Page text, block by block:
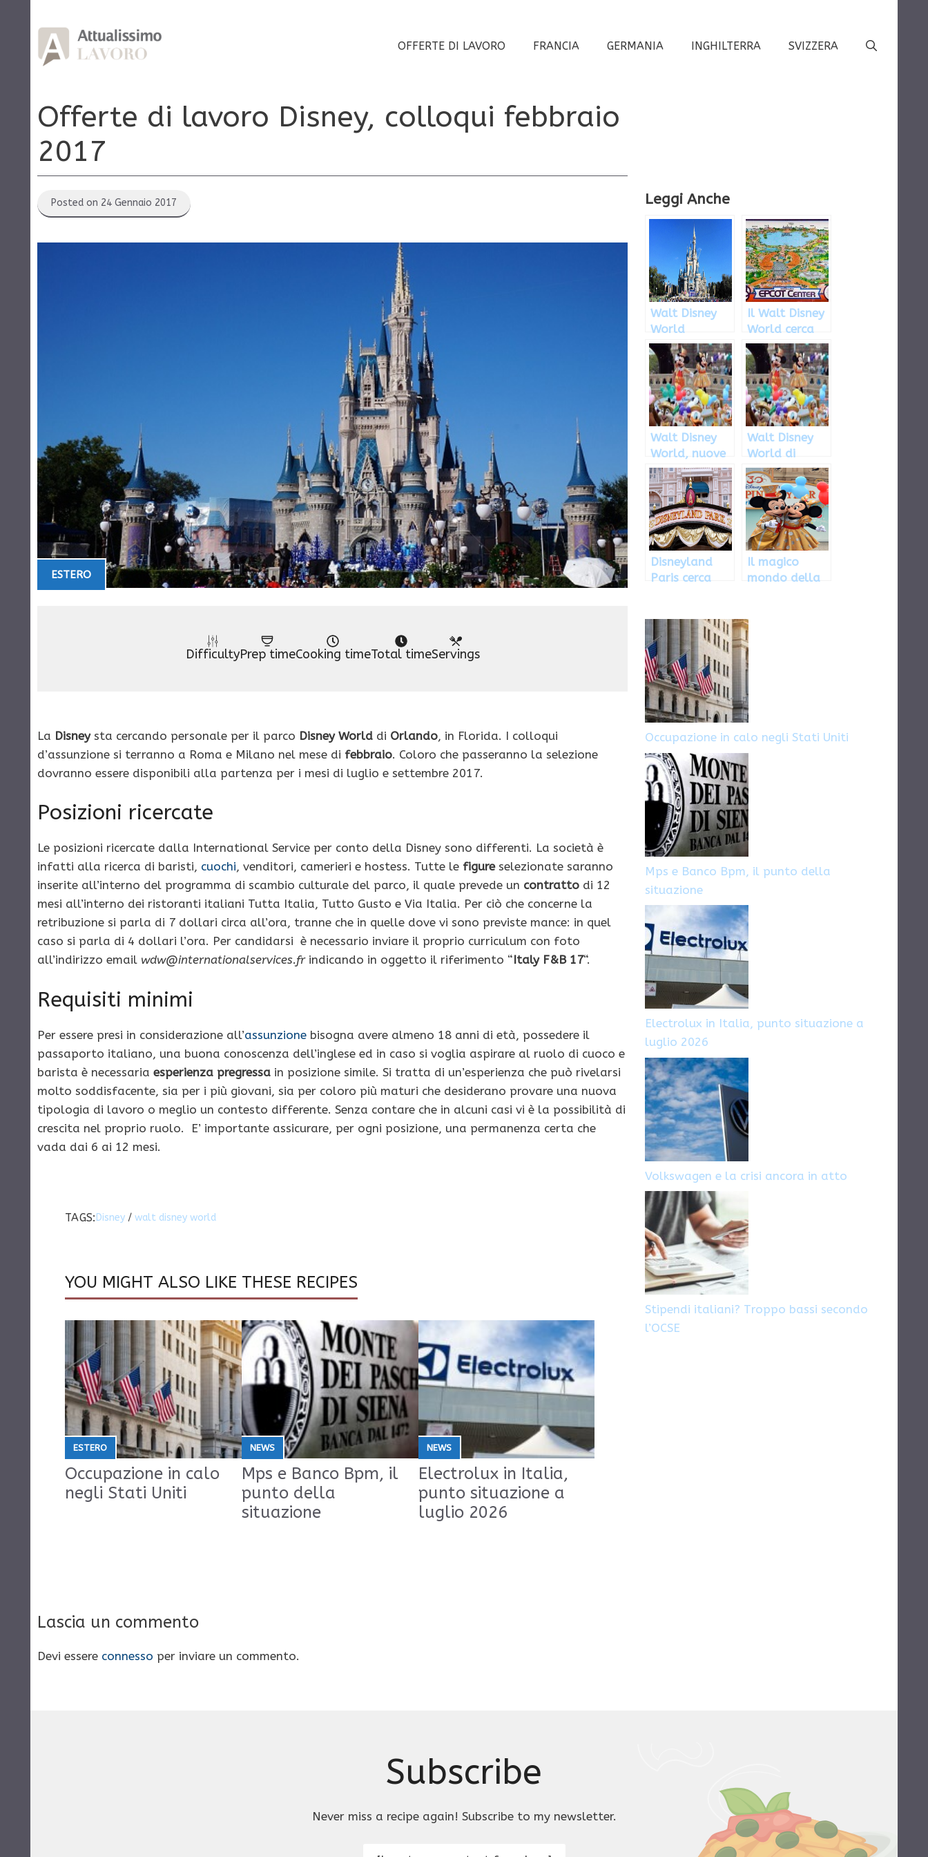
contenuto
OFFERTE DI LAVORO FRANCIA GERMANIA INGHILTERRA SVIZZERA
Offerte di lavoro Disney, colloqui febbraio
2017
Posted on 24 Gennaio 2017
ESTERO
DifficultyPrep timeCooking timeTotal timeServings
La Disneysta cercando personale per il parco Disney World di Orlando, in Florida. I colloqui
d’assunzione si terranno a Roma e Milano nel mese di febbraio. Coloro che passeranno la selezione
dovranno essere disponibili alla partenza per i mesi di luglio e settembre 2017.
Posizioni ricercate
Le posizioni ricercate dalla International Service per conto della Disney sono differenti. La società è
infatti alla ricerca di baristi, cuochi, venditori, camerieri e hostess. Tutte le figureselezionate saranno
inserite all’interno del programma di scambio culturale del parco, il quale prevede un contratto di 12
mesi all’interno dei ristoranti italiani Tutta Italia, Tutto Gusto e Via Italia. Per ciò che concerne la
retribuzione si parla di 7 dollari circa all’ora, tranne che in quelle dove vi sono previste mance: in quel
caso si parla di 4 dollari l’ora. Per candidarsi è necessario inviare il proprio curriculum con foto
all’indirizzo email wdw@internationalservices.frindicando in oggetto il riferimento “Italy F&B 17“.
Requisiti minimi
Per essere presi in considerazione all’assunzione bisogna avere almeno 18 anni di età, possedere il
passaporto italiano, una buona conoscenza dell’inglese ed in caso si voglia aspirare al ruolo di cuoco e
barista è necessaria esperienza pregressa in posizione simile. Si tratta di un’esperienza che può rivelarsi
molto soddisfacente, sia per i più giovani, sia per coloro più maturi che desiderano provare una nuova
tipologia di lavoro o meglio un contesto differente. Senza contare che in alcuni casi vi è la possibilità di
crescita nel proprio ruolo. E’ importante assicurare, per ogni posizione, una permanenza certa che
vada dai 6 ai 12 mesi.
TAGS: Disney/ walt disney world
YOU MIGHT ALSO LIKE THESE RECIPES
ESTERO
Occupazione in calo
negli Stati Uniti
NEWS
Mps e Banco Bpm, il
punto della
situazione
NEWS
Electrolux in Italia,
punto situazione a
luglio 2026
Lascia un commento
Devi essere connesso per inviare un commento.
Leggi Anche
Walt Disney
World
Orlando:
aperte
selezioni per
camerieri e
baristi
Il Walt Disney
World cerca
nuovo
personale
Walt Disney
World, nuove
selezioni in
vista del
prossimo
Autunno
Walt Disney
World di
Orlando cerca
cuochi, baristi
e hostess
Disneyland
Paris cerca
Disney: come
candidarsi
Il magico
mondo della
Parigi: come
candidarsi
Occupazione in calo negli Stati Uniti
Mps e Banco Bpm, il punto della
situazione
Electrolux in Italia, punto situazione a
luglio 2026
Volkswagen e la crisi ancora in atto
Stipendi italiani? Troppo bassi secondo
l’OCSE
Subscribe
Never miss a recipe again! Subscribe to my newsletter.